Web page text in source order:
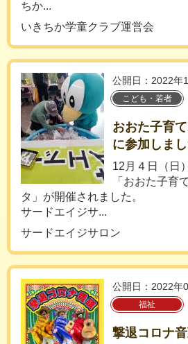
ちか...
いきちか学童クラブ運営会
公開日：2022年
こども・若者
おおた子育
に参加しま
12月４日（日
「おおた子育
タ」が開催されました。
サードエイジサ...
サードエイジサロン
公開日：2022年
福祉
撃退コロナ